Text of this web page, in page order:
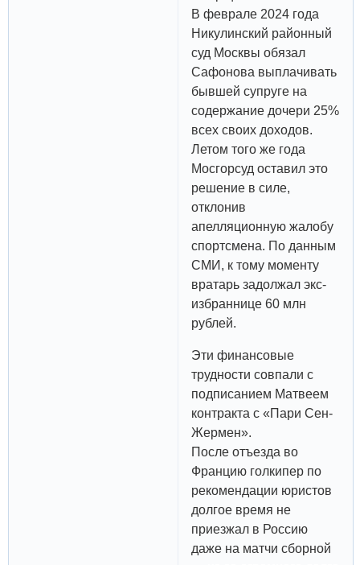
В феврале 2024 года
Никулинский районный
суд Москвы обязал
Сафонова выплачивать
бывшей супруге на
содержание дочери 25%
всех своих доходов.
Летом того же года
Мосгорсуд оставил это
решение в силе,
отклонив
апелляционную жалобу
спортсмена. По данным
СМИ, к тому моменту
вратарь задолжал экс-
избраннице 60 млн
рублей.
Эти финансовые
трудности совпали с
подписанием Матвеем
контракта с «Пари Сен-
Жермен».
После отъезда во
Францию голкипер по
рекомендации юристов
долгое время не
приезжал в Россию
даже на матчи сборной